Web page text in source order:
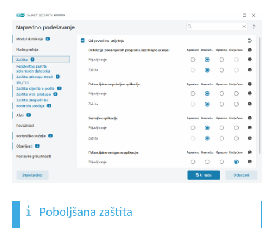
Poboljšana zaštita